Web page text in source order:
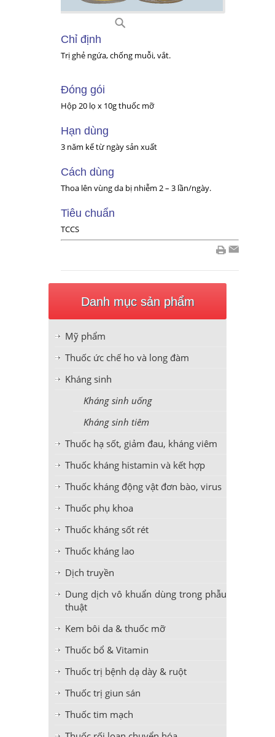
Chỉ định
Trị ghẻ ngứa, chống muỗi, vắt.
Đóng gói
Hộp 20 lọ x 10g thuốc mỡ
Hạn dùng
3 năm kể từ ngày sản xuất
Cách dùng
Thoa lên vùng da bị nhiễm 2 – 3 lần/ngày.
Tiêu chuẩn
TCCS
Danh mục sản phẩm
Mỹ phẩm
Thuốc ức chế ho và long đàm
Kháng sinh
Kháng sinh uống
Kháng sinh tiêm
Thuốc hạ sốt, giảm đau, kháng viêm
Thuốc kháng histamin và kết hợp
Thuốc kháng động vật đơn bào, virus
Thuốc phụ khoa
Thuốc kháng sốt rét
Thuốc kháng lao
Dịch truyền
Dung dịch vô khuẩn dùng trong phẫu
thuật
Kem bôi da & thuốc mỡ
Thuốc bổ & Vitamin
Thuốc trị bệnh dạ dày & ruột
Thuốc trị giun sán
Thuốc tim mạch